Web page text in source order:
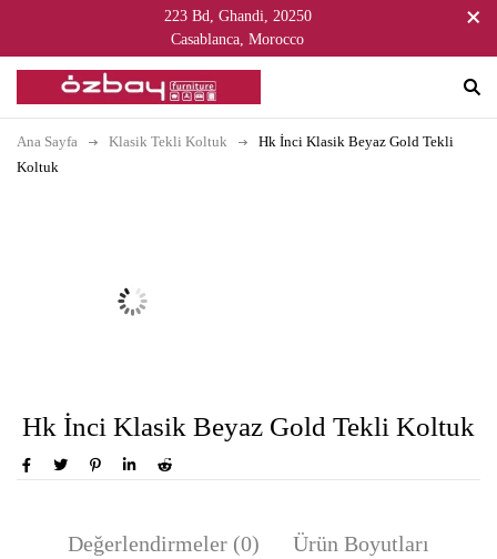
223 Bd, Ghandi, 20250
Casablanca, Morocco
Ana Sayfa Klasik Tekli Koltuk
Hk İnci Klasik Beyaz Gold Tekli
Koltuk
Hk İnci Klasik Beyaz Gold Tekli Koltuk
Değerlendirmeler (0)
Ürün Boyutları